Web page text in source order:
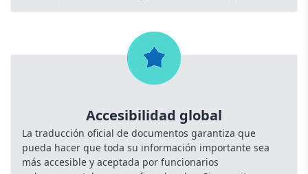
Accesibilidad global
La traducción oficial de documentos garantiza que
pueda hacer que toda su información importante sea
más accesible y aceptada por funcionarios